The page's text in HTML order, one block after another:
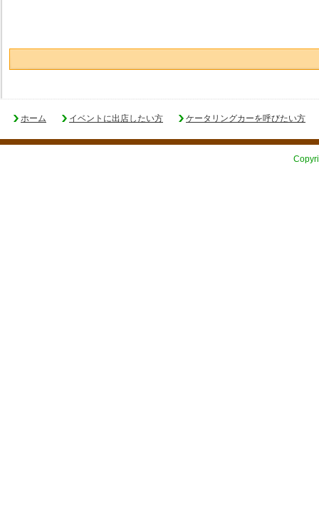
ホーム イベントに出店したい方 ケータリングカーを呼びたい方